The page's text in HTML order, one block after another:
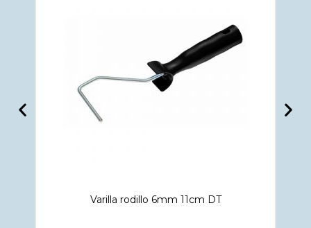
Varilla rodillo 6mm 11cm DT